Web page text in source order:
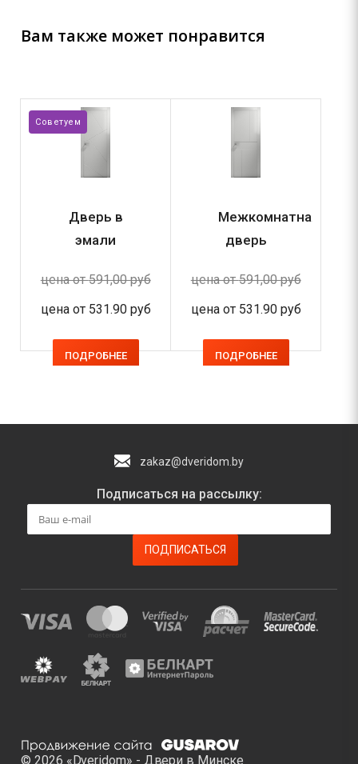
Вам также может понравится
Советуем
Дверь в
эмали
№5
цена от591,00 руб
цена от 531.90 руб
ПОДРОБНЕЕ
Межкомнатная
дверь
№1
цена от591,00 руб
цена от 531.90 руб
ПОДРОБНЕЕ
zakaz@dveridom.by
Подписаться на рассылку:
© 2026 «Dveridom» - Двери в Минске